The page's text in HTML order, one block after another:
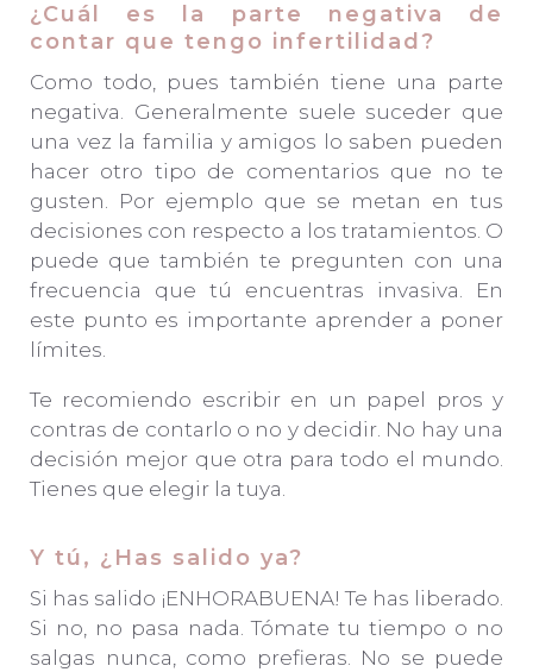
¿Cuál es la parte negativa de
contar que tengo infertilidad?
Como todo, pues también tiene una parte
negativa. Generalmente suele suceder que
una vez la familia y amigos lo saben pueden
hacer otro tipo de comentarios que no te
gusten. Por ejemplo que se metan en tus
decisiones con respecto a los tratamientos. O
puede que también te pregunten con una
frecuencia que tú encuentras invasiva. En
este punto es importante aprender a poner
límites.
Te recomiendo escribir en un papel pros y
contras de contarlo o no y decidir. No hay una
decisión mejor que otra para todo el mundo.
Tienes que elegir la tuya.
Y tú, ¿Has salido ya?
Si has salido ¡ENHORABUENA! Te has liberado.
Si no, no pasa nada. Tómate tu tiempo o no
salgas nunca, como prefieras. No se puede